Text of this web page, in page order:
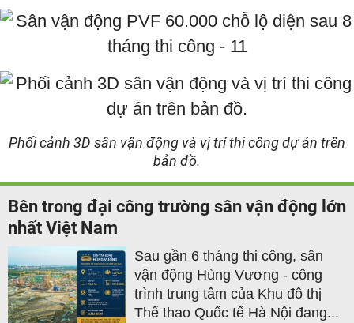
Phối cảnh 3D sân vận động và vị trí thi công dự án trên
bản đồ.
Bên trong đại công trường sân vận động lớn
nhất Việt Nam
Sau gần 6 tháng thi công, sân
vận động Hùng Vương - công
trình trung tâm của Khu đô thị
Thể thao Quốc tế Hà Nội đang...